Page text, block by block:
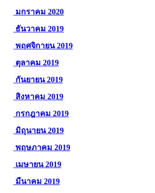
มกราคม 2020
ธันวาคม 2019
พฤศจิกายน 2019
ตุลาคม 2019
กันยายน 2019
สิงหาคม 2019
กรกฎาคม 2019
มิถุนายน 2019
พฤษภาคม 2019
เมษายน 2019
มีนาคม 2019